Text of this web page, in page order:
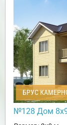
БРУС
№128 Дом